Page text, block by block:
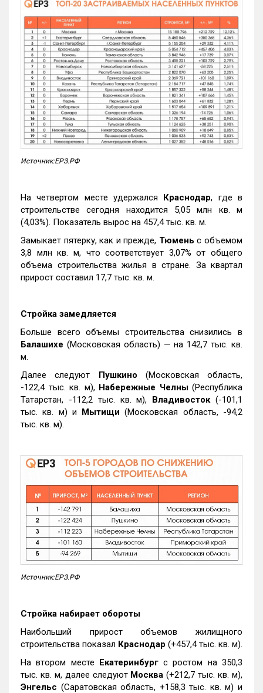
Источник:ЕРЗ.РФ
На четвертом месте удержался Краснодар, где в
строительстве сегодня находится 5,05 млн кв. м
(4,03%). Показатель вырос на 457,4 тыс. кв. м.
Замыкает пятерку, как и прежде, Тюмень с объемом
3,8 млн кв. м, что соответствует 3,07% от общего
объема строительства жилья в стране. За квартал
прирост составил 17,7 тыс. кв. м.
Стройка замедляется
Больше всего объемы строительства снизились в
Балашихе (Московская область) — на 142,7 тыс. кв.
м.
Далее следуют Пушкино (Московская область,
-122,4 тыс. кв. м), Набережные Челны(Республика
Татарстан, -112,2 тыс. кв. м), Владивосток(-101,1
тыс. кв. м) и Мытищи (Московская область, -94,2
тыс. кв. м).
Источник:ЕРЗ.РФ
Стройка набирает обороты
Наибольший прирост объемов жилищного
строительства показал Краснодар (+457,4 тыс. кв. м).
На втором месте Екатеринбургс ростом на 350,3
тыс. кв. м, далее следуют Москва (+212,7 тыс. кв. м),
Энгельс (Саратовская область, +158,3 тыс. кв. м) и